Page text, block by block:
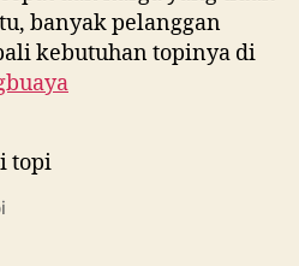
banyak pelanggan
kebutuhan topinya di